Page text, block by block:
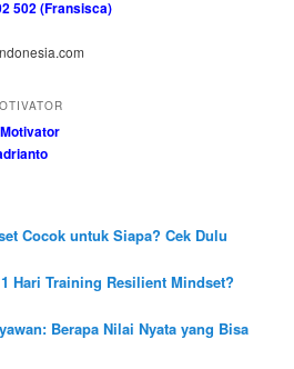
502 (Fransisca)
Cocok untuk Siapa? Cek Dulu
Hari Training Resilient Mindset?
Berapa Nilai Nyata yang Bisa